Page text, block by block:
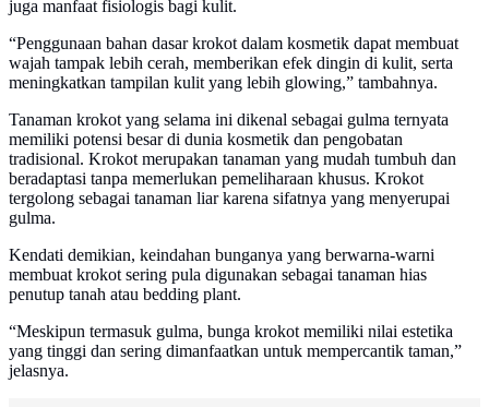
juga manfaat fisiologis bagi kulit.
“Penggunaan bahan dasar krokot dalam kosmetik dapat membuat
wajah tampak lebih cerah, memberikan efek dingin di kulit, serta
meningkatkan tampilan kulit yang lebih glowing,” tambahnya.
Tanaman krokot yang selama ini dikenal sebagai gulma ternyata
memiliki potensi besar di dunia kosmetik dan pengobatan
tradisional. Krokot merupakan tanaman yang mudah tumbuh dan
beradaptasi tanpa memerlukan pemeliharaan khusus. Krokot
tergolong sebagai tanaman liar karena sifatnya yang menyerupai
gulma.
Kendati demikian, keindahan bunganya yang berwarna-warni
membuat krokot sering pula digunakan sebagai tanaman hias
penutup tanah atau bedding plant.
“Meskipun termasuk gulma, bunga krokot memiliki nilai estetika
yang tinggi dan sering dimanfaatkan untuk mempercantik taman,”
jelasnya.